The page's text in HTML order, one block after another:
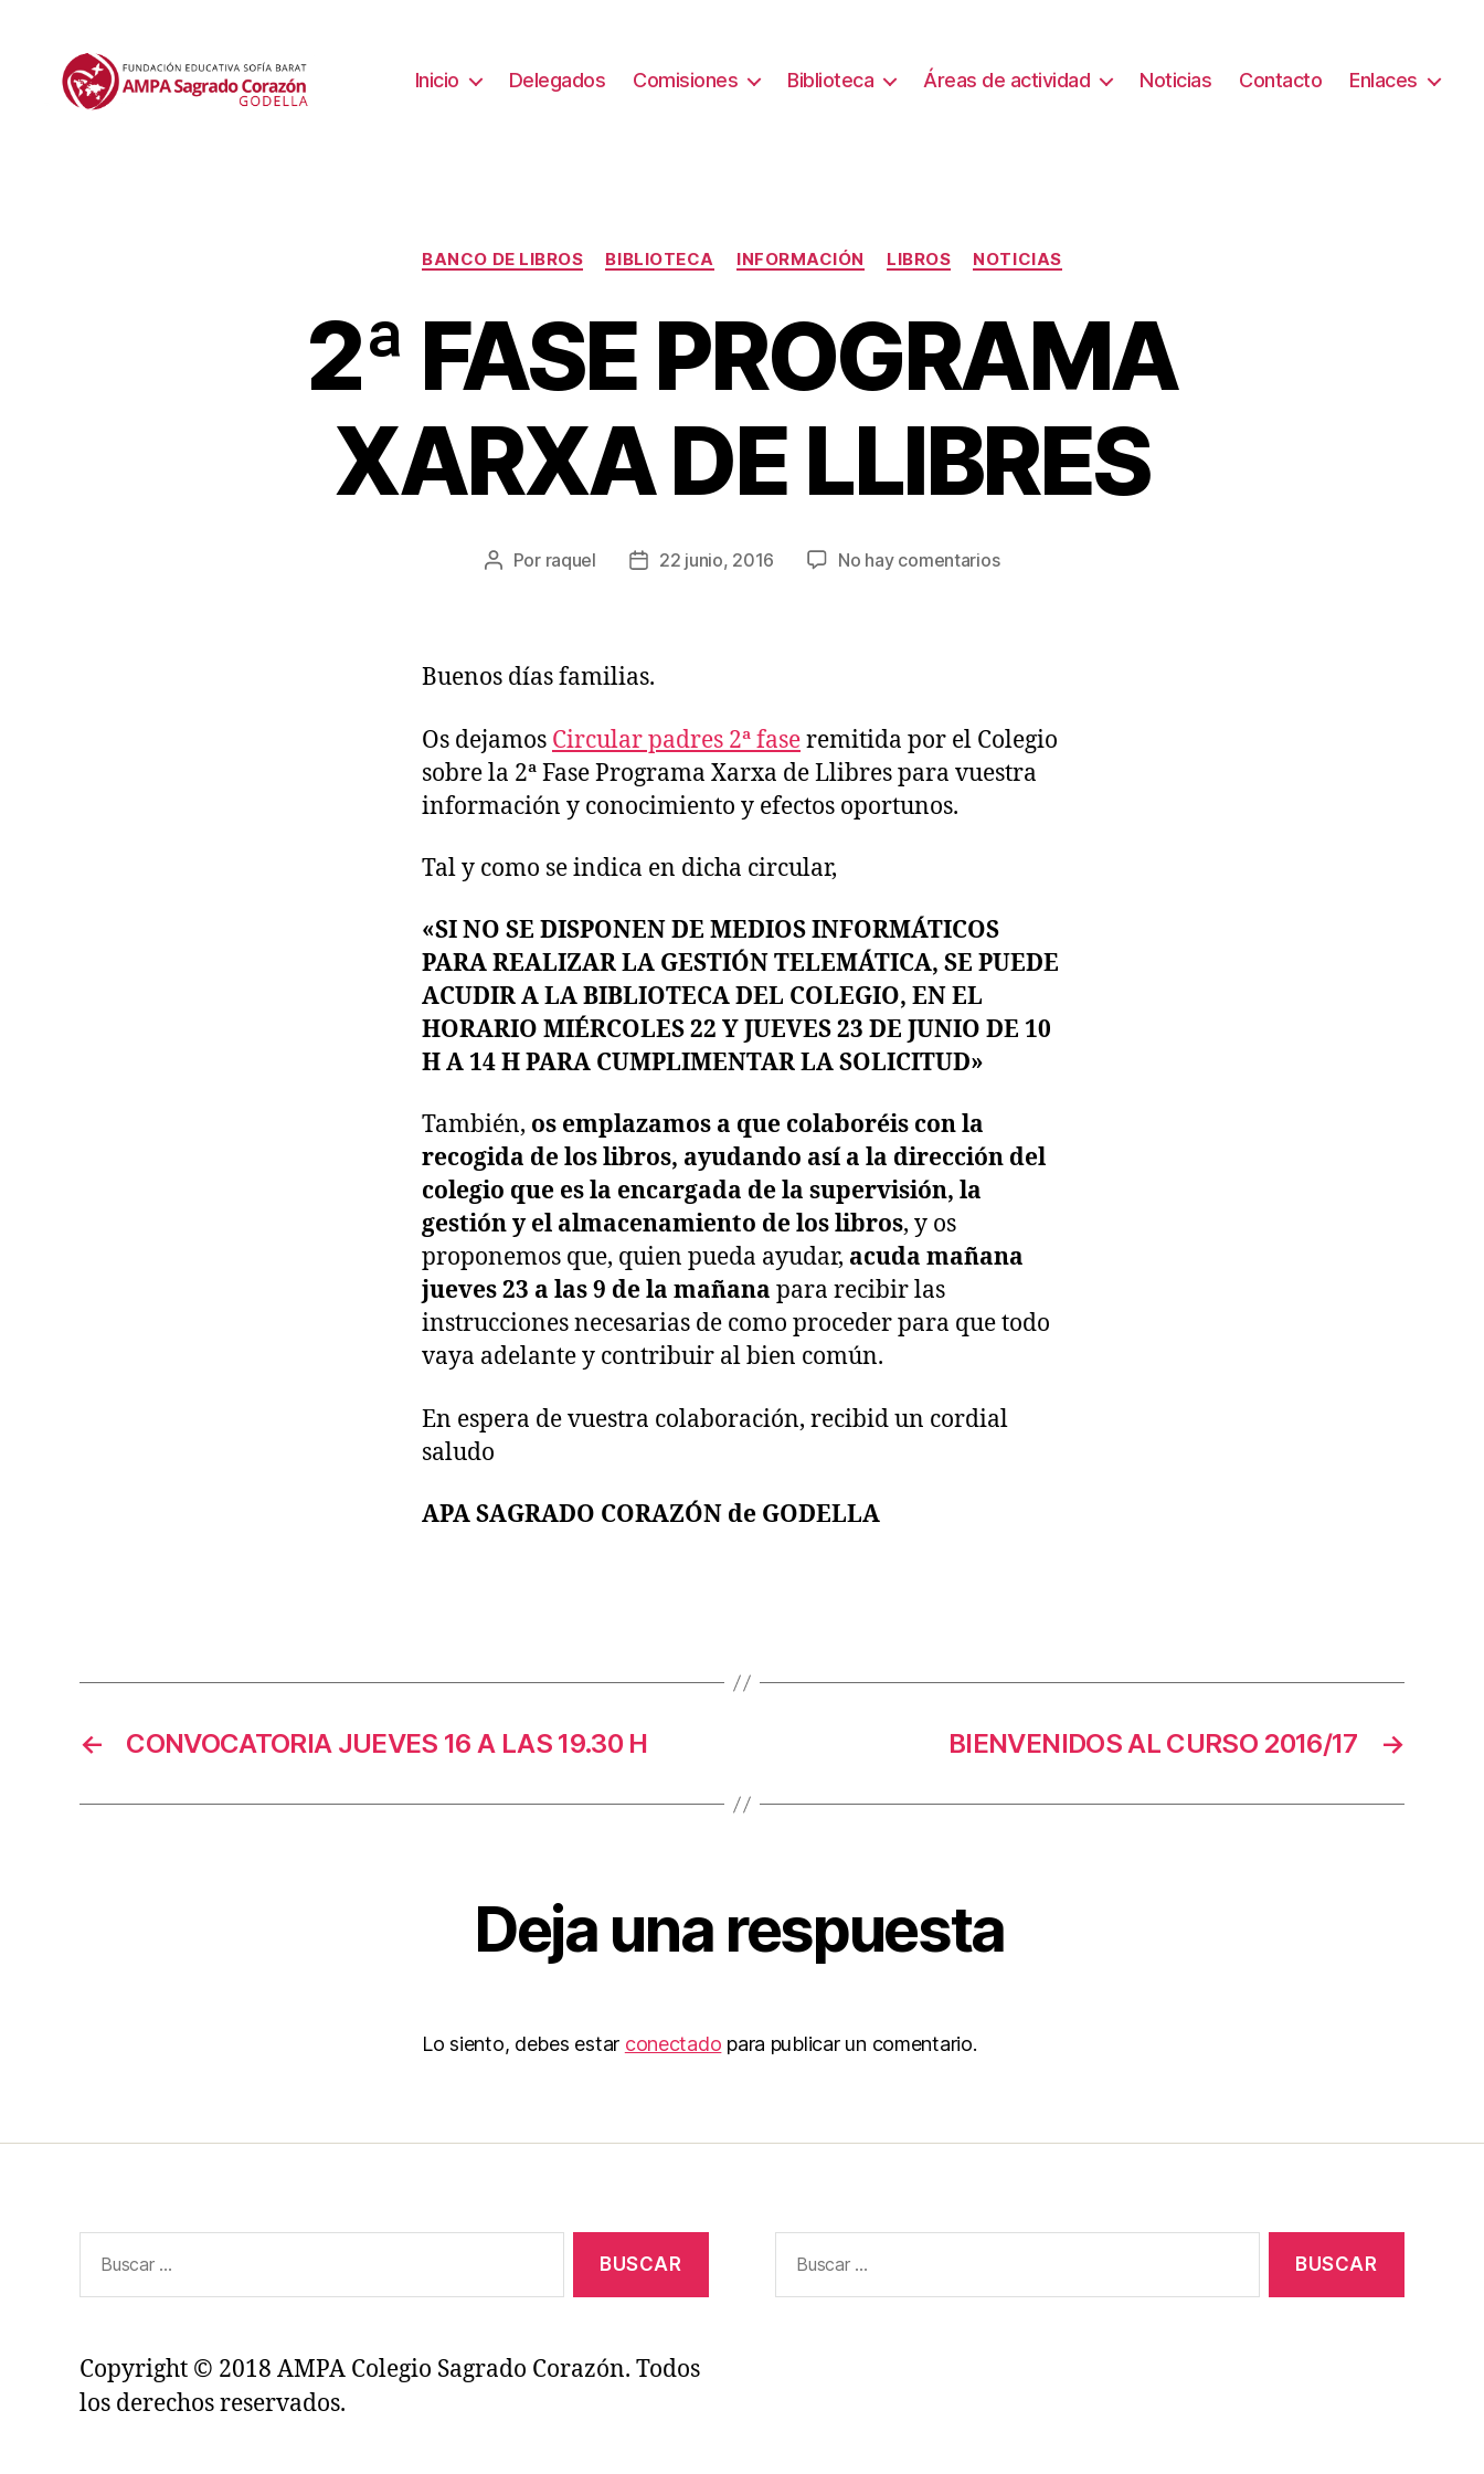
Inicio Delegados Comisiones Biblioteca Áreas de actividad Noticias Contacto Enlaces
Categorías
BANCO DE LIBROS BIBLIOTECA INFORMACIÓN LIBROS NOTICIAS
2ª FASE PROGRAMA
XARXA DE LLIBRES
Autor
Por raquel
Fecha22 junio, 2016 No hay comentariosen
Buenos días familias.
Os dejamos Circular padres 2ª faseremitida por el Colegio
sobre la 2ª Fase Programa Xarxa de Llibres para vuestra
información y conocimiento y efectos oportunos.
Tal y como se indica en dicha circular,
«SI NO SE DISPONEN DE MEDIOS INFORMÁTICOS
PARA REALIZAR LA GESTIÓN TELEMÁTICA, SE PUEDE
ACUDIR A LA BIBLIOTECA DEL COLEGIO, EN EL
HORARIO MIÉRCOLES 22 Y JUEVES 23 DE JUNIO DE 10
H A 14 H PARA CUMPLIMENTAR LA SOLICITUD»
También, os emplazamos a que colaboréis con la
recogida de los libros, ayudando así a la dirección del
colegio que es la encargada de la supervisión, la
gestión y el almacenamiento de los libros, y os
proponemos que, quien pueda ayudar, acuda mañana
jueves 23 a las 9 de la mañana para recibir las
instrucciones necesarias de como proceder para que todo
vaya adelante y contribuir al bien común.
En espera de vuestra colaboración, recibid un cordial
saludo
APA SAGRADO CORAZÓN de GODELLA
← CONVOCATORIA JUEVES 16 A LAS 19.30 H →
BIENVENIDOS AL CURSO 2016/17
Deja una respuesta
Lo siento, debes estar conectado para publicar un comentario.
Copyright © 2018 AMPA Colegio Sagrado Corazón. Todos
los derechos reservados.